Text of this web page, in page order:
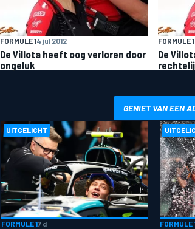
FORMULE 14 jul 2012
De Villota heeft oog verloren door
ongeluk
FORMULE 1
De
GENIET VAN EEN
UITGELICHT
FORMULE 17 d
FORMULE